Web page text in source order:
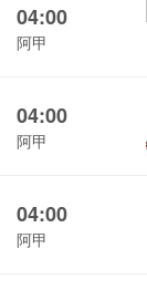
04:00
阿甲
04:00
阿甲
04:00
阿甲